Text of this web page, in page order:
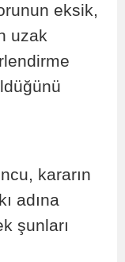
eksik,
uzak
kararın
adına
şunları